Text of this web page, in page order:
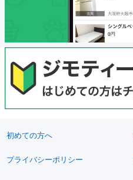
初めての方へ
プライバシーポリシー